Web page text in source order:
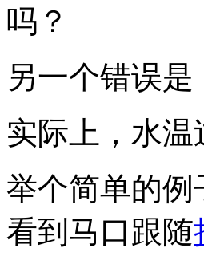
吗？
另一个错误
实际上，水
举个简单的
看到马口跟随